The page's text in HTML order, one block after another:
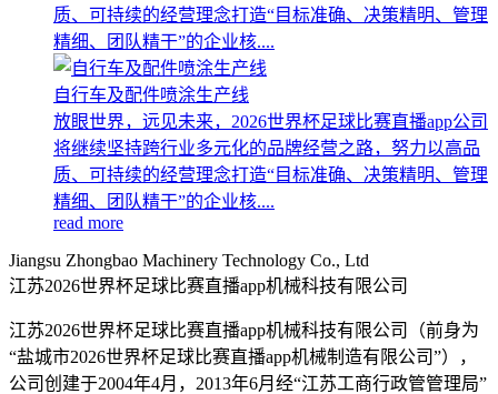
质、可持续的经营理念打造“目标准确、决策精明、管理
精细、团队精干”的企业核....
自行车及配件喷涂生产线
放眼世界，远见未来，2026世界杯足球比赛直播app公司
将继续坚持跨行业多元化的品牌经营之路，努力以高品
质、可持续的经营理念打造“目标准确、决策精明、管理
精细、团队精干”的企业核....
read more
Jiangsu Zhongbao Machinery Technology Co., Ltd
江苏2026世界杯足球比赛直播app机械科技有限公司
江苏2026世界杯足球比赛直播app机械科技有限公司（前身为
“盐城市2026世界杯足球比赛直播app机械制造有限公司”），
公司创建于2004年4月，2013年6月经“江苏工商行政管管理局”